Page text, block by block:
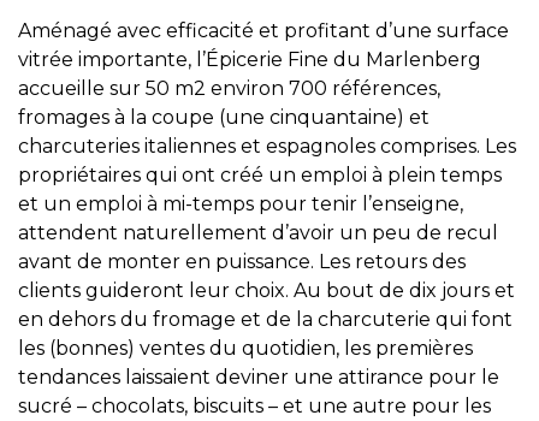
Aménagé avec efficacité et profitant d’une surface
vitrée importante, l’Épicerie Fine du Marlenberg
accueille sur 50 m2 environ 700 références,
fromages à la coupe (une cinquantaine) et
charcuteries italiennes et espagnoles comprises. Les
propriétaires qui ont créé un emploi à plein temps
et un emploi à mi-temps pour tenir l’enseigne,
attendent naturellement d’avoir un peu de recul
avant de monter en puissance. Les retours des
clients guideront leur choix. Au bout de dix jours et
en dehors du fromage et de la charcuterie qui font
les (bonnes) ventes du quotidien, les premières
tendances laissaient deviner une attirance pour le
sucré – chocolats, biscuits – et une autre pour les